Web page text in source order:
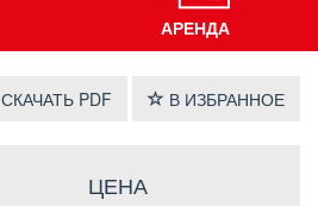
АРЕНДА
СКАЧАТЬ PDF В ИЗБРАННОЕ
ЦЕНА